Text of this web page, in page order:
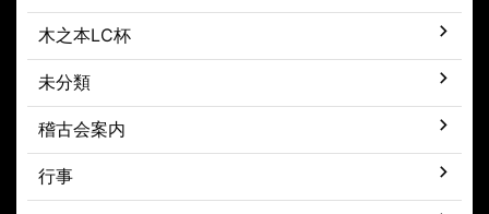
木之本LC杯
未分類
稽古会案内
行事